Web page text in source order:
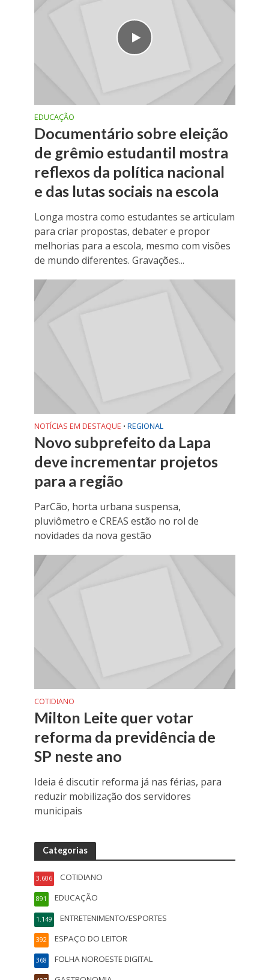
EDUCAÇÃO
Documentário sobre eleição
de grêmio estudantil mostra
reflexos da política nacional
e das lutas sociais na escola
Longa mostra como estudantes se articulam
para criar propostas, debater e propor
melhorias para a escola, mesmo com visões
de mundo diferentes. Gravações...
NOTÍCIAS EM DESTAQUE • REGIONAL
Novo subprefeito da Lapa
deve incrementar projetos
para a região
ParCão, horta urbana suspensa,
pluviômetro e CREAS estão no rol de
novidades da nova gestão
COTIDIANO
Milton Leite quer votar
reforma da previdência de
SP neste ano
Ideia é discutir reforma já nas férias, para
reduzir mobilização dos servidores
municipais
Categorias
COTIDIANO
3.606
EDUCAÇÃO
891
ENTRETENIMENTO/ESPORTES
1.149
ESPAÇO DO LEITOR
392
FOLHA NOROESTE DIGITAL
368